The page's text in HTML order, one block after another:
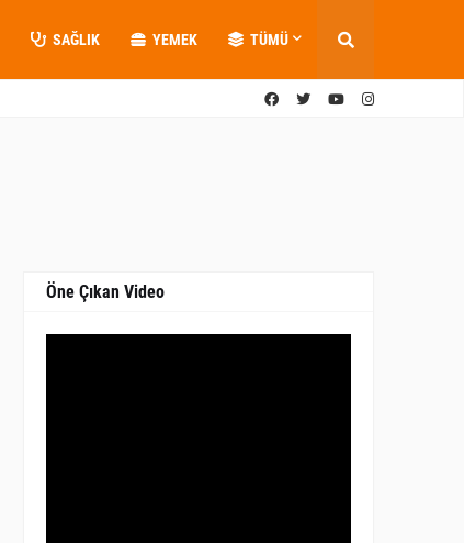
SAĞLIK YEMEK TÜMÜ
Öne Çıkan Video